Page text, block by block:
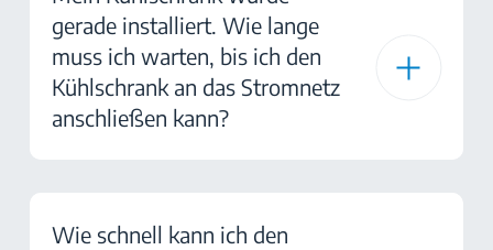
gerade installiert. Wie lange
muss ich warten, bis ich den
Kühlschrank an das Stromnetz
anschließen kann?
Wie schnell kann ich den